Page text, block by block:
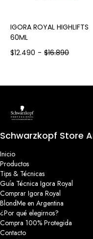
IGORA ROYAL HIGHLIFTS
60ML
$12.490 - $16.890
Schwarzkopf Store
Inicio
Productos
Tips & Técnicas
Guía Técnica Igora Royal
Comprar Igora Royal
BlondMe en Argentina
¿Por qué elegirnos?
Compra 100% Protegida
Contacto